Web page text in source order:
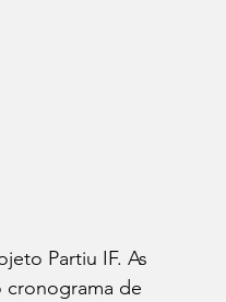
Partiu IF. As
cronograma de